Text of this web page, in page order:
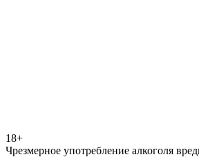
18+
Чрезмерное употребление алкоголя